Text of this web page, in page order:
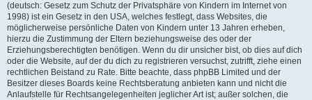
(deutsch: Gesetz zum Schutz der Privatsphäre von Kindern im Internet von
1998) ist ein Gesetz in den USA, welches festlegt, dass Websites, die
möglicherweise persönliche Daten von Kindern unter 13 Jahren erheben,
hierzu die Zustimmung der Eltern beziehungsweise des oder der
Erziehungsberechtigten benötigen. Wenn du dir unsicher bist, ob dies auf dich
oder die Website, auf der du dich zu registrieren versuchst, zutrifft, ziehe einen
rechtlichen Beistand zu Rate. Bitte beachte, dass phpBB Limited und der
Besitzer dieses Boards keine Rechtsberatung anbieten kann und nicht die
Anlaufstelle für Rechtsangelegenheiten jeglicher Art ist; außer solchen, die